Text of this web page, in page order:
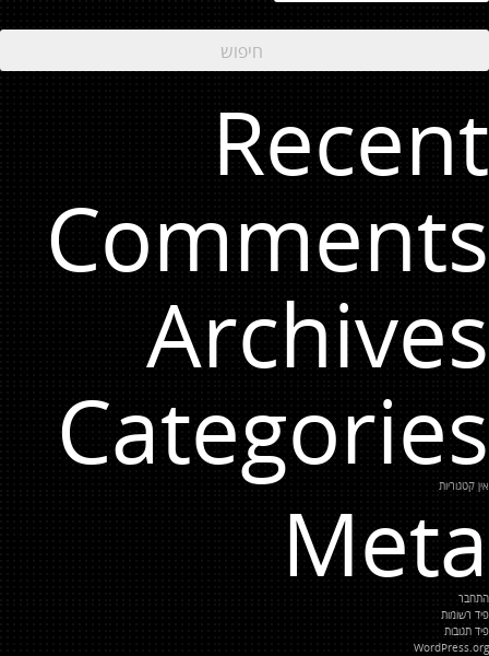
Recent
Comments
Archives
Categories
אין קטגוריות
Meta
התחבר
פיד רשומות
פיד תגובות
WordPress.org